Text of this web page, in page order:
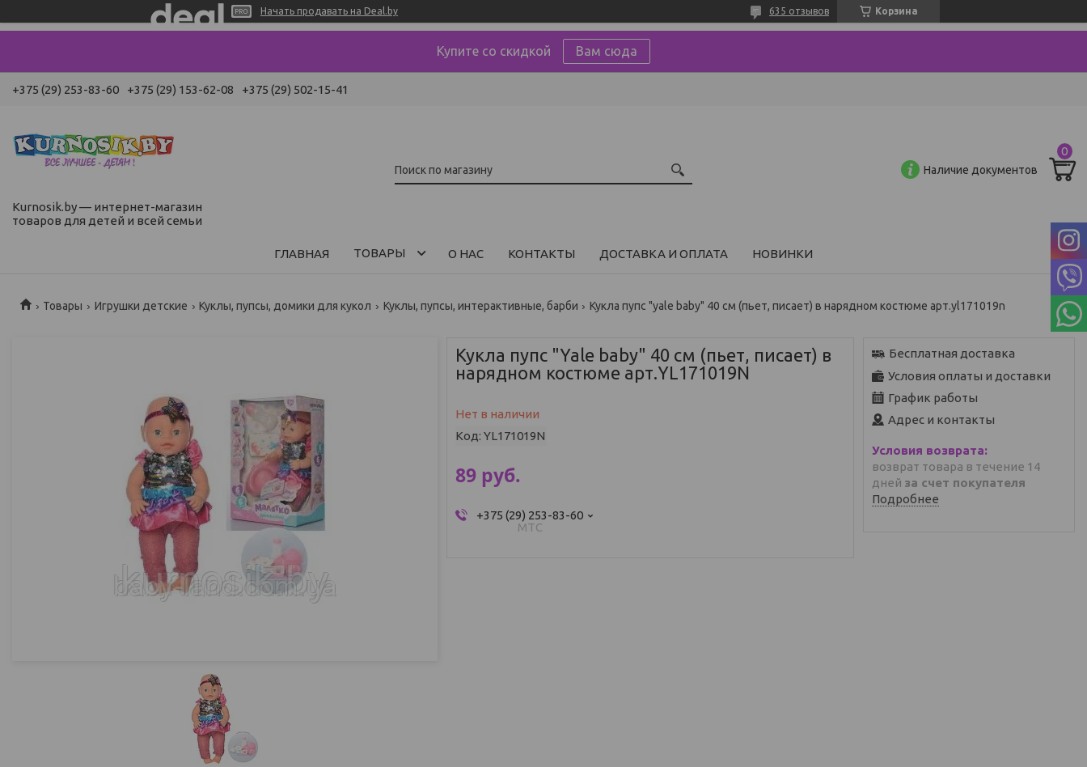
Начать продавать на Deal.by Корзина
635 отзывов
Купите со скидкой Вам сюда
+375 (29) 253-83-60 +375 (29) 153-62-08 +375 (29) 502-15-41
Kurnosik.by — интернет-магазин
товаров для детей и всей семьи
Наличие документов
ГЛАВНАЯ ТОВАРЫ О НАС КОНТАКТЫ ДОСТАВКА И ОПЛАТА НОВИНКИ
Товары Игрушки детские Куклы, пупсы, домики для кукол Куклы, пупсы, интерактивные, барби Кукла пупс "yale baby" 40 cм (пьет, писает) в нарядном костюме арт.yl171019n
Кукла пупс "Yale baby" 40 cм (пьет, писает) в
нарядном костюме арт.YL171019N
Нет в наличии
Код: YL171019N
89 руб.
+375 (29) 253-83-60
МТС
Бесплатная доставка
Условия оплаты и доставки
График работы
Адрес и контакты
возврат товара в течение 14
дней за счет покупателя
Подробнее